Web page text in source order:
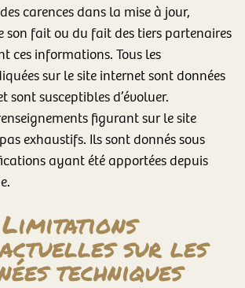
carences dans la mise à jour,
son fait ou du fait des tiers partenaires
ces informations. Tous les
sur le site internet sont données
sont susceptibles d’évoluer.
figurant sur le site
exhaustifs. Ils sont donnés sous
ayant été apportées depuis
Limitations
sur les
techniques